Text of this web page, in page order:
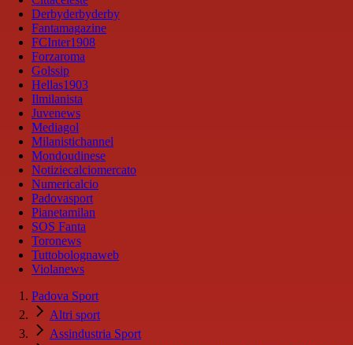
Derbyderbyderby
Fantamagazine
FCInter1908
Forzaroma
Golssip
Hellas1903
Ilmilanista
Juvenews
Mediagol
Milanistichannel
Mondoudinese
Notiziecalciomercato
Numericalcio
Padovasport
Pianetamilan
SOS Fanta
Toronews
Tuttobolognaweb
Violanews
Padova Sport
Altri sport
Assindustria Sport